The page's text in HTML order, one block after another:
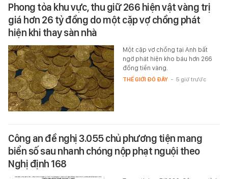
Phong tỏa khu vực, thu giữ 266 hiện vật vàng trị
giá hơn 26 tỷ đồng do một cặp vợ chồng phát
hiện khi thay sàn nhà
Một cặp vợ chồng tại Anh bất
ngờ phát hiện kho báu hơn 266
đồng tiền vàng.
THẾ GIỚI ĐÓ ĐÂY - 5 giờ trước
Công an đề nghị 3.055 chủ phương tiện mang
biển số sau nhanh chóng nộp phạt nguội theo
Nghị định 168